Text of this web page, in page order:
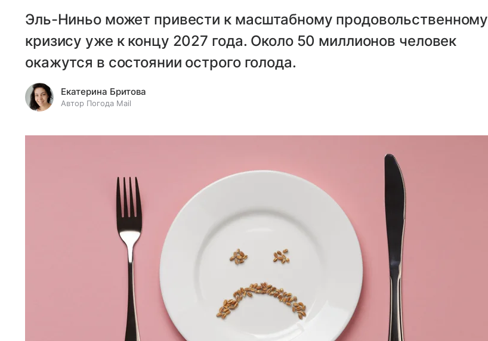
Эль-Ниньо может привести к масштабному продовольственному
кризису уже к концу 2027 года. Около 50 миллионов человек
окажутся в состоянии острого голода.
Екатерина Бритова
Автор Погода Mail